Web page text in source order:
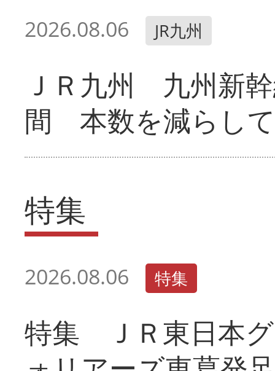
2026.08.06 JR九州
ＪＲ九州 九州新
間 本数を減らし
特集
2026.08.06 特集
特集 ＪＲ東日本